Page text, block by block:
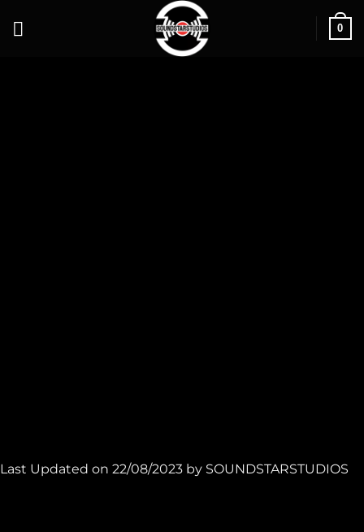
0
Last Updated on 22/08/2023 by SOUNDSTARSTUDIOS